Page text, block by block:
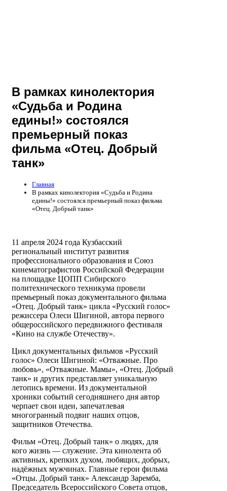
В рамках кинолектория
«Судьба и Родина
едины!» состоялся
премьерный показ
фильма «Отец. Добрый
танк»
Главная
В рамках кинолектория «Судьба и Родина
едины!» состоялся премьерный показ фильма
«Отец. Добрый танк»
11 апреля 2024 года Кузбасский
региональный институт развития
профессионального образования и Союз
кинематографистов Российской Федерации
на площадке ЦОПП Сибирского
политехнического техникума провели
премьерный показ документального фильма
«Отец. Добрый танк» цикла «Русский голос»
режиссера Олеси Шигиной, автора первого
общероссийского передвижного фестиваля
«Кино на службе Отечеству».
Цикл документальных фильмов «Русский
голос» Олеси Шигиной: «Отважные. Про
любовь», «Отважные. Мамы», «Отец. Добрый
танк» и других представляет уникальную
летопись времени. Из документальной
хроники событий сегодняшнего дня автор
черпает свои идеи, запечатлевая
многогранный подвиг наших отцов,
защитников Отечества.
Фильм «Отец. Добрый танк» о людях, для
кого жизнь — служение. Эта кинолента об
активных, крепких духом, любящих, добрых,
надёжных мужчинах. Главные герои фильма
«Отцы. Добрый танк» Александр Заремба,
Председатель Всероссийского Совета отцов,